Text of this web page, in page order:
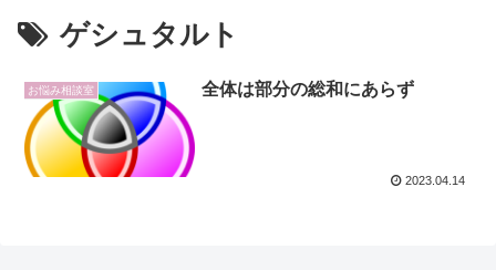
ゲシュタルト
お悩み相談室 全体は部分の総和にあらず
2023.04.14